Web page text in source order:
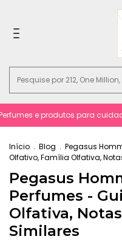
e produtos para
Início . Blog . Pegasus
Olfativo, Família Olfativa,
Pegasus
Perfumes -
Olfativa,
Similares